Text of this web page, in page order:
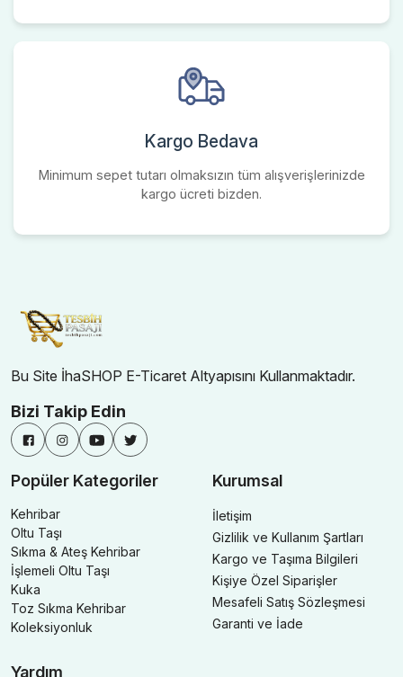
Kargo Bedava
Minimum sepet tutarı olmaksızın tüm alışverişlerinizde
kargo ücreti bizden.
Bu Site İhaSHOP E-Ticaret Altyapısını Kullanmaktadır.
Bizi Takip Edin
Popüler Kategoriler
Kehribar
Oltu Taşı
Sıkma & Ateş Kehribar
İşlemeli Oltu Taşı
Kuka
Toz Sıkma Kehribar
Koleksiyonluk
Kurumsal
İletişim
Gizlilik ve Kullanım Şartları
Kargo ve Taşıma Bilgileri
Kişiye Özel Siparişler
Mesafeli Satış Sözleşmesi
Garanti ve İade
Yardım